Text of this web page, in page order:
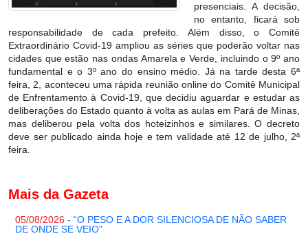
presenciais. A decisão,
no entanto, ficará sob
responsabilidade de cada prefeito. Além disso, o Comitê
Extraordinário Covid-19 ampliou as séries que poderão voltar nas
cidades que estão nas ondas Amarela e Verde, incluindo o 9º ano
fundamental e o 3º ano do ensino médio. Já na tarde desta 6ª
feira, 2, aconteceu uma rápida reunião online do Comitê Municipal
de Enfrentamento à Covid-19, que decidiu aguardar e estudar as
deliberações do Estado quanto à volta as aulas em Pará de Minas,
mas deliberou pela volta dos hoteizinhos e similares. O decreto
deve ser publicado ainda hoje e tem validade até 12 de julho, 2ª
feira.
Mais da Gazeta
05/08/2026 - “O PESO E A DOR SILENCIOSA DE NÃO SABER
DE ONDE SE VEIO”